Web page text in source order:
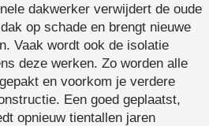
dakwerker verwijdert de oude
op schade en brengt nieuwe
Vaak wordt ook de isolatie
deze werken. Zo worden alle
en voorkom je verdere
Een goed geplaatst,
opnieuw tientallen jaren